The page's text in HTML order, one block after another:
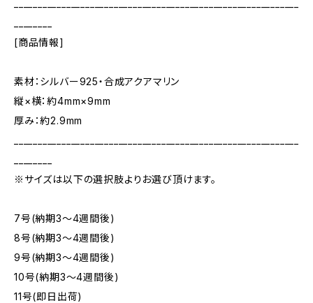
[商品情報]
素材：シルバー925・合成アクアマリン
縦×横：約4mm×9mm
厚み：約2.9mm
※サイズは以下の選択肢よりお選び頂けます。
7号(納期3～4週間後)
8号(納期3～4週間後)
9号(納期3～4週間後)
10号(納期3～4週間後)
11号(即日出荷)